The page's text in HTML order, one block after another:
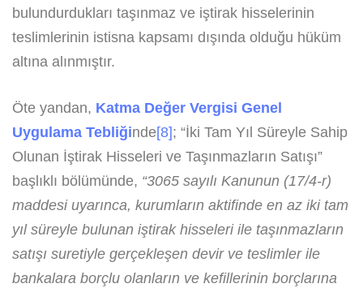
bulundurdukları taşınmaz ve iştirak hisselerinin
teslimlerinin istisna kapsamı dışında olduğu hüküm
altına alınmıştır.
Öte yandan, Katma Değer Vergisi Genel
Uygulama Tebliğinde[8]; “İki Tam Yıl Süreyle Sahip
Olunan İştirak Hisseleri ve Taşınmazların Satışı”
başlıklı bölümünde, “3065 sayılı Kanunun (17/4-r)
maddesi uyarınca, kurumların aktifinde en az iki tam
yıl süreyle bulunan iştirak hisseleri ile taşınmazların
satışı suretiyle gerçekleşen devir ve teslimler ile
bankalara borçlu olanların ve kefillerinin borçlarına